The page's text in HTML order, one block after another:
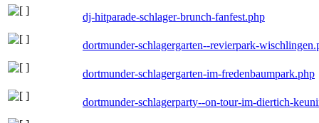
dj-hitparade-schlager-brunch-fanfest.php
dortmunder-schlagergarten--revierpark-
dortmunder-schlagergarten-im-fredenbaumpark.php
dortmunder-schlagerparty--on-tour-im-diertich-